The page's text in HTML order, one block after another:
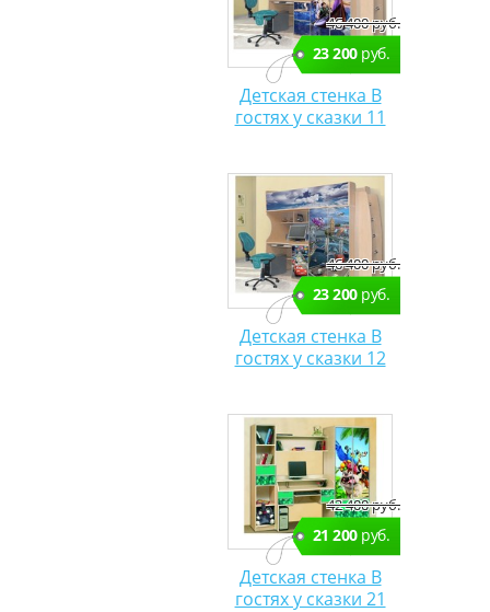
46 400 руб.
23 200руб.
Детская стенка В
гостях у сказки 11
46 400 руб.
23 200руб.
Детская стенка В
гостях у сказки 12
42 400 руб.
21 200руб.
Детская стенка В
гостях у сказки 21